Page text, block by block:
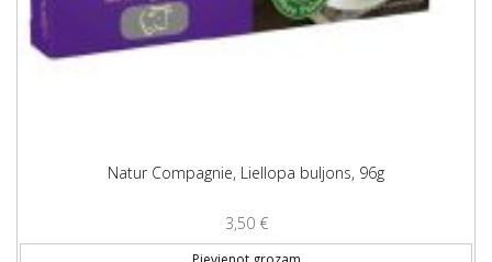
Natur Compagnie, Liellopa buljons, 96g
3,50 €